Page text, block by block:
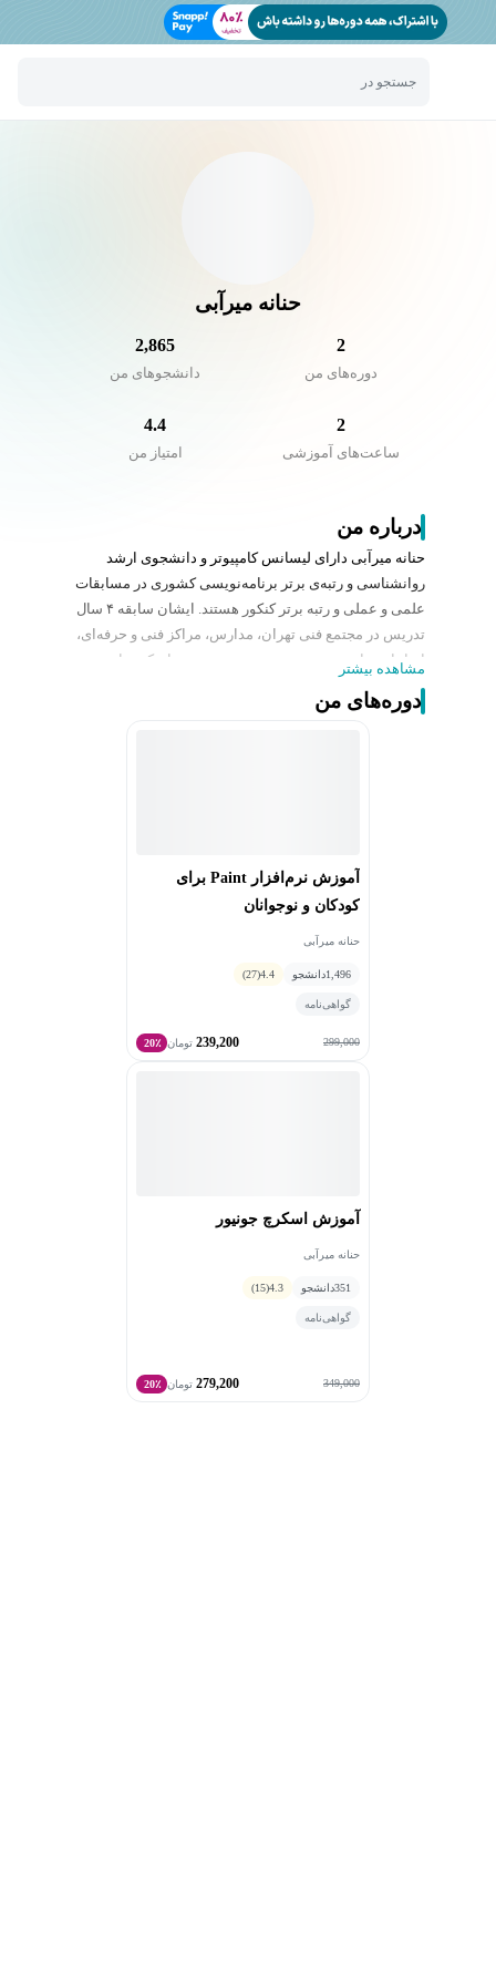
جستجو در
حنانه میرآبی
2
دوره‌های من
2,865
دانشجو‌های من
2
ساعت‌های آموزشی
4.4
امتیاز من
درباره من
حنانه میرآبی دارای لیسانس کامپیوتر و دانشجوی ارشد
روانشناسی و رتبه‌ی برتر برنامه‌نویسی کشوری در مسابقات
علمی و عملی و رتبه برتر کنکور هستند. ایشان سابقه ۴ سال
تدریس در مجتمع فنی تهران، مدارس، مراکز فنی و حرفه‌ای،
ایرانیان سایبر و تدریس دوره تربیت مدرس اسکرچ با
همکاری داناکو و دانالاین را دارند. وی مدرس دوره‌های سی
پلاس پلاس، پایتون، اسکرچ، اسکرچ جونیور، الگوریتم،
مشاهده بیشتر
دوره‌های من
آموزش نرم‌افزار Paint برای
کودکان و نوجوانان
حنانه میرآبی
1,496دانشجو 4.4
(27)
گواهی‌نامه
299,000
239,200 تومان 20٪
آموزش اسکرچ جونیور
حنانه میرآبی
351دانشجو 4.3
(15)
گواهی‌نامه
349,000
279,200 تومان 20٪